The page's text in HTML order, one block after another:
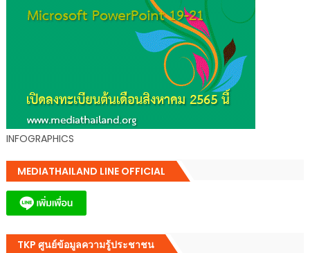
INFOGRAPHICS
MEDIATHAILAND LINE OFFICIAL
TKP ศูนย์ข้อมูลความรู้ประชาชน